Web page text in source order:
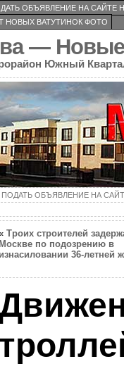
ОБЪЯВЛЕНИЕ НА САЙТЕ
НОВЫХ ВАТУТИНОК ФОТО
— Новые
Южный
ПОДАТЬ ОБЪЯВЛЕНИЕ НА
Троих строителей
Москве по подозрению в
изнасиловании 36-летней